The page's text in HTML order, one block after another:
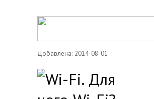
Добавлена: 2014-08-01